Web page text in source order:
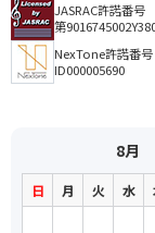
JASRAC許諾番号
第
NexTone許諾番号
ID000005690
8月
日 月 火 水